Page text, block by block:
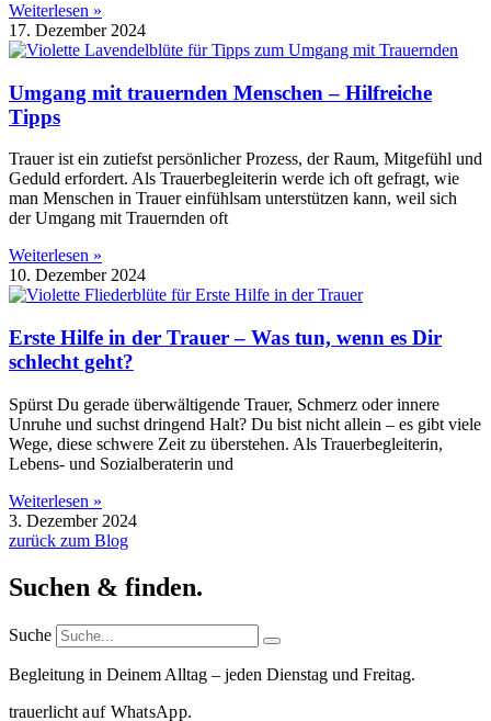
Weiterlesen »
17. Dezember 2024
Umgang mit trauernden Menschen – Hilfreiche
Tipps
Trauer ist ein zutiefst persönlicher Prozess, der Raum, Mitgefühl und
Geduld erfordert. Als Trauerbegleiterin werde ich oft gefragt, wie
man Menschen in Trauer einfühlsam unterstützen kann, weil sich
der Umgang mit Trauernden oft
Weiterlesen »
10. Dezember 2024
Erste Hilfe in der Trauer – Was tun, wenn es Dir
schlecht geht?
Spürst Du gerade überwältigende Trauer, Schmerz oder innere
Unruhe und suchst dringend Halt? Du bist nicht allein – es gibt viele
Wege, diese schwere Zeit zu überstehen. Als Trauerbegleiterin,
Lebens- und Sozialberaterin und
Weiterlesen »
3. Dezember 2024
zurück zum Blog
Suchen & finden.
Suche
Begleitung in Deinem Alltag – jeden Dienstag und Freitag.
trauerlicht auf WhatsApp.